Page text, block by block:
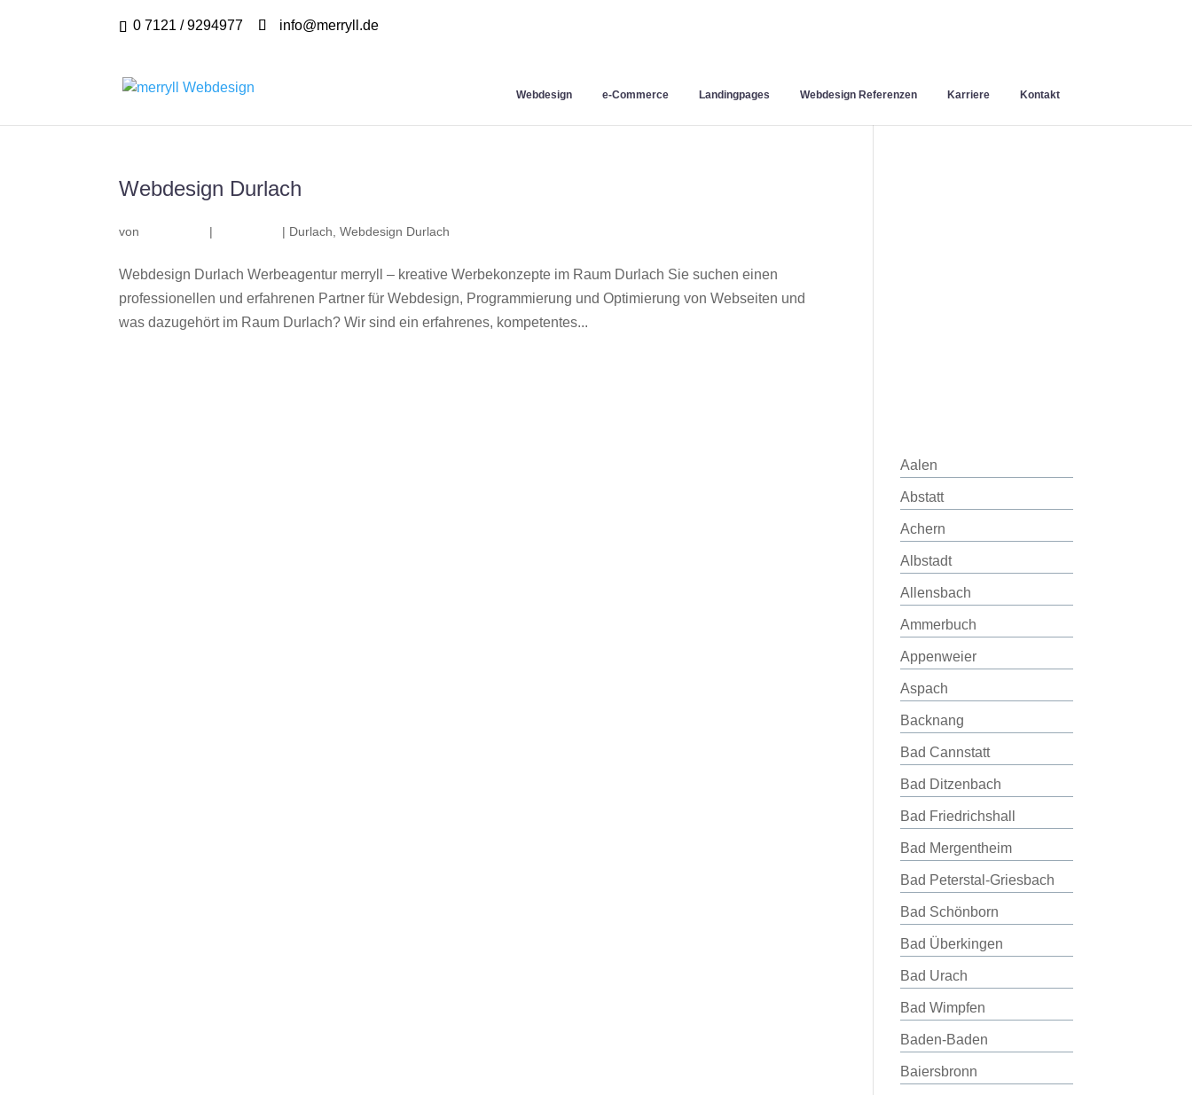
0 7121 / 9294977 info@merryll.de
Webdesign e-Commerce Landingpages Webdesign Referenzen Karriere Kontakt
Webdesign Durlach
von | | Durlach ,Webdesign Durlach
Webdesign Durlach Werbeagentur merryll – kreative Werbekonzepte im Raum Durlach Sie suchen einen
professionellen und erfahrenen Partner für Webdesign, Programmierung und Optimierung von Webseiten und
was dazugehört im Raum Durlach? Wir sind ein erfahrenes, kompetentes...
Aalen
Abstatt
Achern
Albstadt
Allensbach
Ammerbuch
Appenweier
Aspach
Backnang
Bad Cannstatt
Bad Ditzenbach
Bad Friedrichshall
Bad Mergentheim
Bad Peterstal-Griesbach
Bad Schönborn
Bad Überkingen
Bad Urach
Bad Wimpfen
Baden-Baden
Baiersbronn